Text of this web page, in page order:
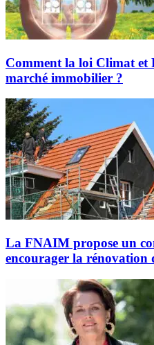
Comment la loi Climat et
marché immobilier ?
La FNAIM propose un
encourager la rénovation